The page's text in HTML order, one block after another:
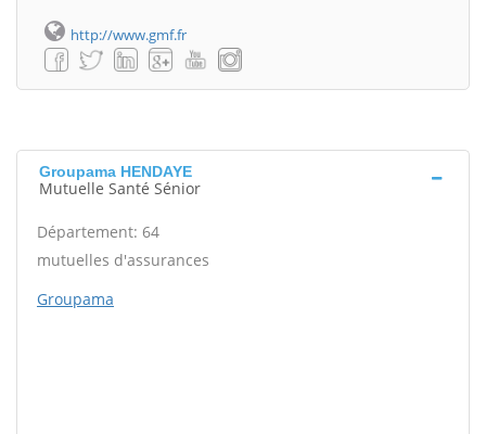
http://www.gmf.fr
Groupama HENDAYE
Mutuelle Santé Sénior
Département: 64
mutuelles d'assurances
Groupama